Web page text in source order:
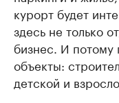
курорт будет
здесь не только
бизнес. И
объекты:
детской и